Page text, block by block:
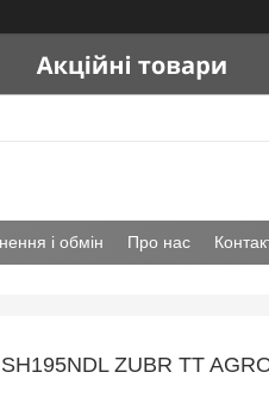
і обмін Про нас
ZUBR TT